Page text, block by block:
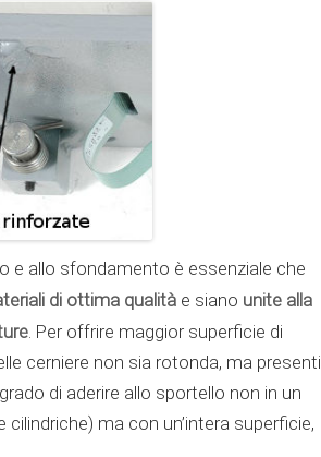
e allo sfondamento è essenziale che
di ottima qualità e siano unite alla
. Per offrire maggior superficie di
cerniere non sia rotonda, ma presenti
di aderire allo sportello non in un
ma con un’intera superficie,